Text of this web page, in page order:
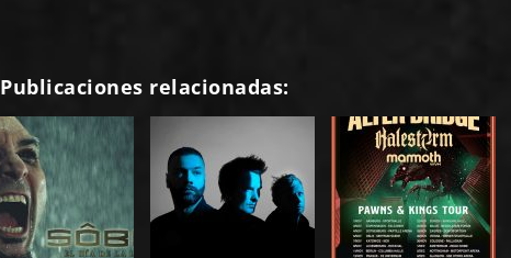
Publicaciones relacionadas: